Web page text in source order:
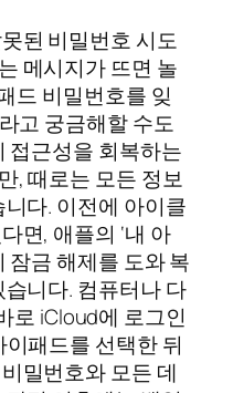
된 비밀번호 시도
메시지가 뜨면 놀
드 비밀번호를 잊
고 궁금해할 수도
접근성을 회복하는
, 때로는 모든 정보
다. 이전에 아이클
면, 애플의 ‘내 아
잠금 해제를 도와 복
니다. 컴퓨터나 다
로 iCloud에 로그인
패드를 선택한 뒤
밀번호와 모든 데